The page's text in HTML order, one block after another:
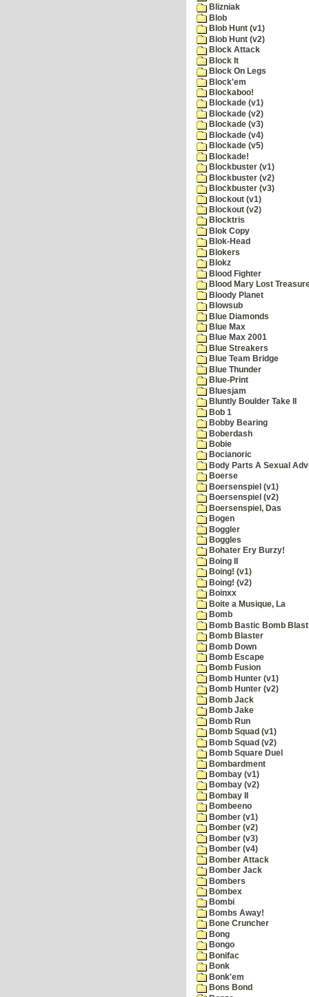
Blizniak
Blob
Blob Hunt (v1)
Blob Hunt (v2)
Block Attack
Block It
Block On Legs
Block'em
Blockaboo!
Blockade (v1)
Blockade (v2)
Blockade (v3)
Blockade (v4)
Blockade (v5)
Blockade!
Blockbuster (v1)
Blockbuster (v2)
Blockbuster (v3)
Blockout (v1)
Blockout (v2)
Blocktris
Blok Copy
Blok-Head
Blokers
Blokz
Blood Fighter
Blood Mary Lost
Bloody Planet
Blowsub
Blue Diamonds
Blue Max
Blue Max 2001
Blue Streakers
Blue Team Bridge
Blue Thunder
Blue-Print
Bluesjam
Bluntly Boulder Take II
Bob 1
Bobby Bearing
Boberdash
Bobie
Bocianoric
Body Parts A Sexual
Boerse
Boersenspiel (v1)
Boersenspiel (v2)
Boersenspiel, Das
Bogen
Boggler
Boggles
Bohater Ery Burzy!
Boing II
Boing! (v1)
Boing! (v2)
Boinxx
Boite a Musique, La
Bomb
Bomb Bastic Bomb
Bomb Blaster
Bomb Down
Bomb Escape
Bomb Fusion
Bomb Hunter (v1)
Bomb Hunter (v2)
Bomb Jack
Bomb Jake
Bomb Run
Bomb Squad (v1)
Bomb Squad (v2)
Bomb Square Duel
Bombardment
Bombay (v1)
Bombay (v2)
Bombay II
Bombeeno
Bomber (v1)
Bomber (v2)
Bomber (v3)
Bomber (v4)
Bomber Attack
Bomber Jack
Bombers
Bombex
Bombi
Bombs Away!
Bone Cruncher
Bong
Bongo
Bonifac
Bonk
Bonk'em
Bons Bond